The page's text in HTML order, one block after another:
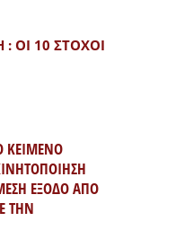
: ΟΙ 10 ΣΤΟΧΟΙ
ΚΕΙΜΕΝΟ
ΕΞΟΔΟ ΑΠΟ
ΤΗΝ